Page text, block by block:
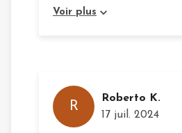
teleworking. The host is very
Voir plus
R
Roberto K.
17 juil. 2024